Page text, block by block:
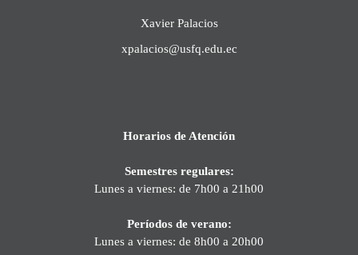
Xavier Palacios
xpalacios@usfq.edu.ec
Horarios de Atención
Semestres regulares:
Lunes a viernes: de 7h00 a 21h00
Períodos de verano:
Lunes a viernes: de 8h00 a 20h00